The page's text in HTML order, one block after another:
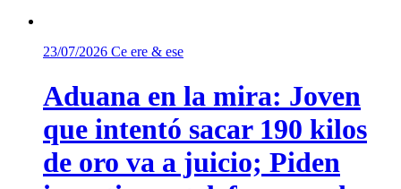
23/07/2026 Ce ere & ese
Aduana en la mira: Joven
que intentó sacar 190 kilos
de oro va a juicio; Piden